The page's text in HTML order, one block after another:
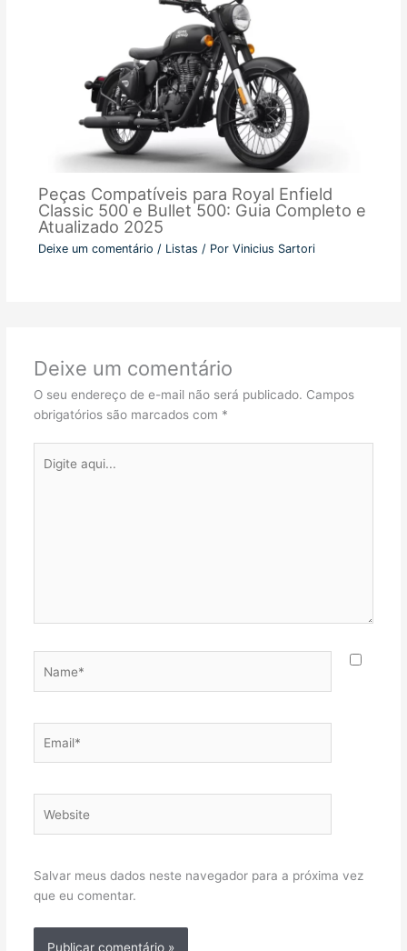
Peças Compatíveis para Royal Enfield
Classic 500 e Bullet 500: Guia Completo e
Atualizado 2025
Deixe um comentário / Listas / Por Vinicius Sartori
Deixe um comentário
O seu endereço de e-mail não será publicado. Campos
obrigatórios são marcados com *
aqui...
Salvar meus dados neste navegador para a próxima vez
que eu comentar.